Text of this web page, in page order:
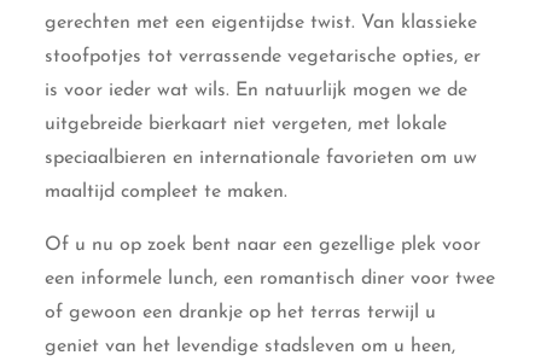
gerechten met een eigentijdse twist. Van klassieke
stoofpotjes tot verrassende vegetarische opties, er
is voor ieder wat wils. En natuurlijk mogen we de
uitgebreide bierkaart niet vergeten, met lokale
speciaalbieren en internationale favorieten om uw
maaltijd compleet te maken.
Of u nu op zoek bent naar een gezellige plek voor
een informele lunch, een romantisch diner voor twee
of gewoon een drankje op het terras terwijl u
geniet van het levendige stadsleven om u heen,